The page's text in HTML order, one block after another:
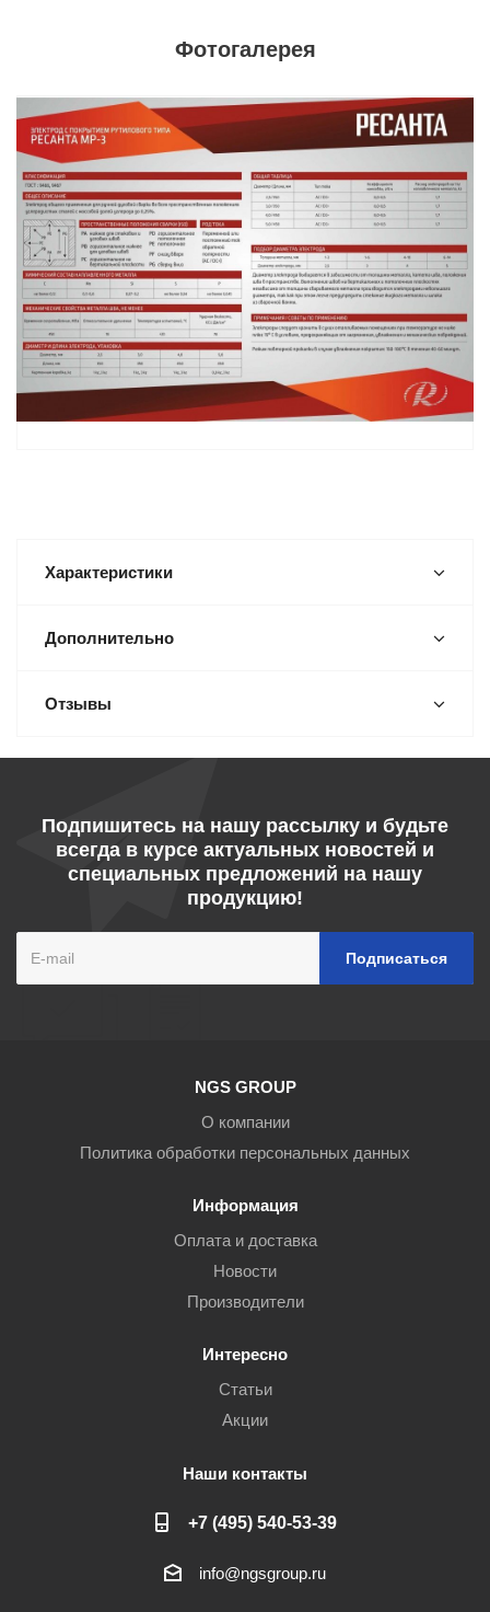
Фотогалерея
Характеристики
Дополнительно
Отзывы
Подпишитесь на нашу рассылку и будьте
всегда в курсе актуальных новостей и
специальных предложений на нашу
продукцию!
NGS GROUP
О компании
Политика обработки персональных данных
Информация
Оплата и доставка
Новости
Производители
Интересно
Статьи
Акции
Наши контакты
+7 (495) 540-53-39
info@ngsgroup.ru